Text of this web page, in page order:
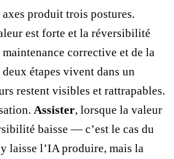
produit trois postures.
est forte et la réversibilité
corrective et de la
étapes vivent dans un
restent visibles et rattrapables.
Assister, lorsque la valeur
baisse — c’est le cas du
laisse l’IA produire, mais la